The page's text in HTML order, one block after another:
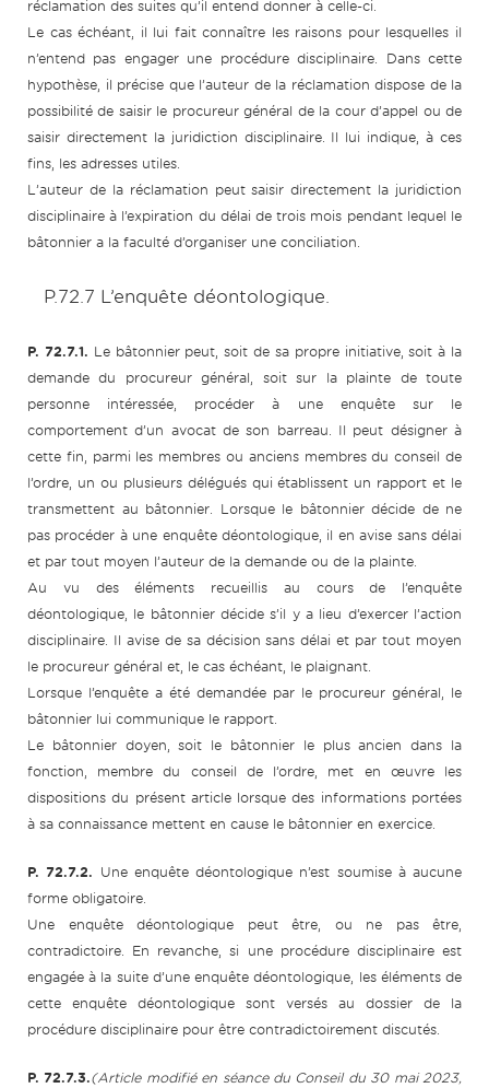
réclamation des suites qu’il entend donner à celle-ci.
Le cas échéant, il lui fait connaître les raisons pour lesquelles il
n’entend pas engager une procédure disciplinaire. Dans cette
hypothèse, il précise que l’auteur de la réclamation dispose de la
possibilité de saisir le procureur général de la cour d’appel ou de
saisir directement la juridiction disciplinaire. Il lui indique, à ces
fins, les adresses utiles.
L’auteur de la réclamation peut saisir directement la juridiction
disciplinaire à l’expiration du délai de trois mois pendant lequel le
bâtonnier a la faculté d’organiser une conciliation.
P.72.7 L’enquête déontologique.
P. 72.7.1. Le bâtonnier peut, soit de sa propre initiative, soit à la
demande du procureur général, soit sur la plainte de toute
personne intéressée, procéder à une enquête sur le
comportement d’un avocat de son barreau. Il peut désigner à
cette fin, parmi les membres ou anciens membres du conseil de
l’ordre, un ou plusieurs délégués qui établissent un rapport et le
transmettent au bâtonnier. Lorsque le bâtonnier décide de ne
pas procéder à une enquête déontologique, il en avise sans délai
et par tout moyen l’auteur de la demande ou de la plainte.
Au vu des éléments recueillis au cours de l’enquête
déontologique, le bâtonnier décide s’il y a lieu d’exercer l’action
disciplinaire. Il avise de sa décision sans délai et par tout moyen
le procureur général et, le cas échéant, le plaignant.
Lorsque l’enquête a été demandée par le procureur général, le
bâtonnier lui communique le rapport.
Le bâtonnier doyen, soit le bâtonnier le plus ancien dans la
fonction, membre du conseil de l’ordre, met en œuvre les
dispositions du présent article lorsque des informations portées
à sa connaissance mettent en cause le bâtonnier en exercice.
P. 72.7.2. Une enquête déontologique n’est soumise à aucune
forme obligatoire.
Une enquête déontologique peut être, ou ne pas être,
contradictoire. En revanche, si une procédure disciplinaire est
engagée à la suite d’une enquête déontologique, les éléments de
cette enquête déontologique sont versés au dossier de la
procédure disciplinaire pour être contradictoirement discutés.
P. 72.7.3.(Article modifié en séance du Conseil du 30 mai 2023,